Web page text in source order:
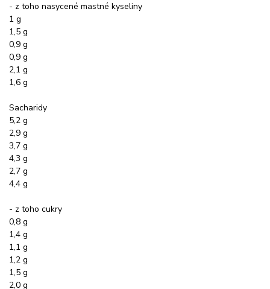
- z toho nasycené mastné kyseliny
1 g
1,5 g
0,9 g
0,9 g
2,1 g
1,6 g
Sacharidy
5,2 g
2,9 g
3,7 g
4,3 g
2,7 g
4,4 g
- z toho cukry
0,8 g
1,4 g
1,1 g
1,2 g
1,5 g
2,0 g